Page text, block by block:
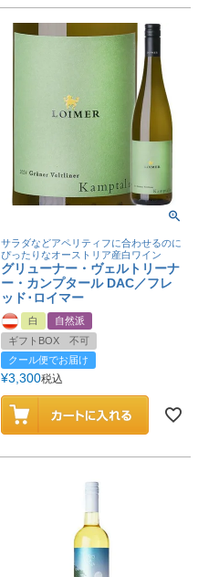
サラダなどアペリティフに合わせるのに
ぴったりなオーストリア産白ワイン
グリューナー・ヴェルトリーナ
ー・カンプタール DAC／フレ
ッド･ロイマー
白
自然派
ギフトBOX 不可
クール便でお届け
¥3,300税込